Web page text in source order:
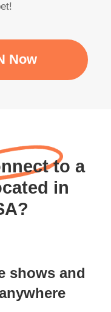
Now
to a
in
shows and